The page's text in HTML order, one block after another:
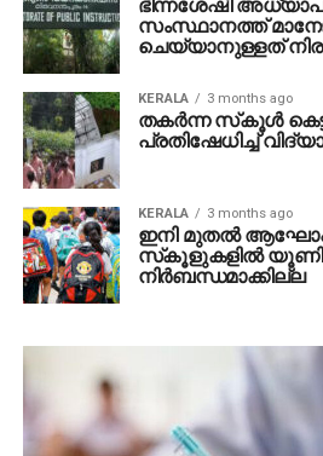
ഭിന്നശേഷി
സംസ്ഥാനത്ത്
ചെയ്യാനുള്ളത്
KERALA 3 months ago
തകര്‍ന്ന സ്‌കൂള്‍
പ്രതിഷേധിച്ച്
KERALA 3 months ago
ഇനി മുതല്‍
സ്‌കൂളുകളില്‍
നിര്‍ബന്ധമാക്കില്ല